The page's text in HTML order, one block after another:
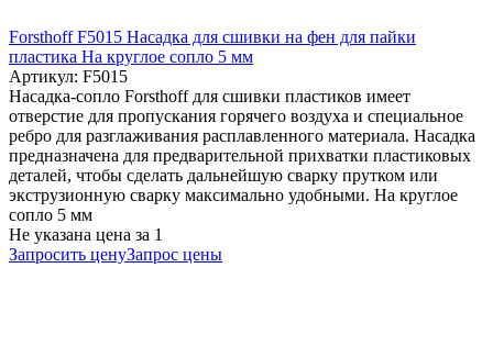
Forsthoff F5015 Насадка для сшивки на фен для пайки
пластика На круглое сопло 5 мм
Артикул: F5015
Насадка-сопло Forsthoff для сшивки пластиков имеет
отверстие для пропускания горячего воздуха и специальное
ребро для разглаживания расплавленного материала. Насадка
предназначена для предварительной прихватки пластиковых
деталей, чтобы сделать дальнейшую сварку прутком или
экструзионную сварку максимально удобными. На круглое
сопло 5 мм
Не указана цена за 1
Запросить ценуЗапрос цены